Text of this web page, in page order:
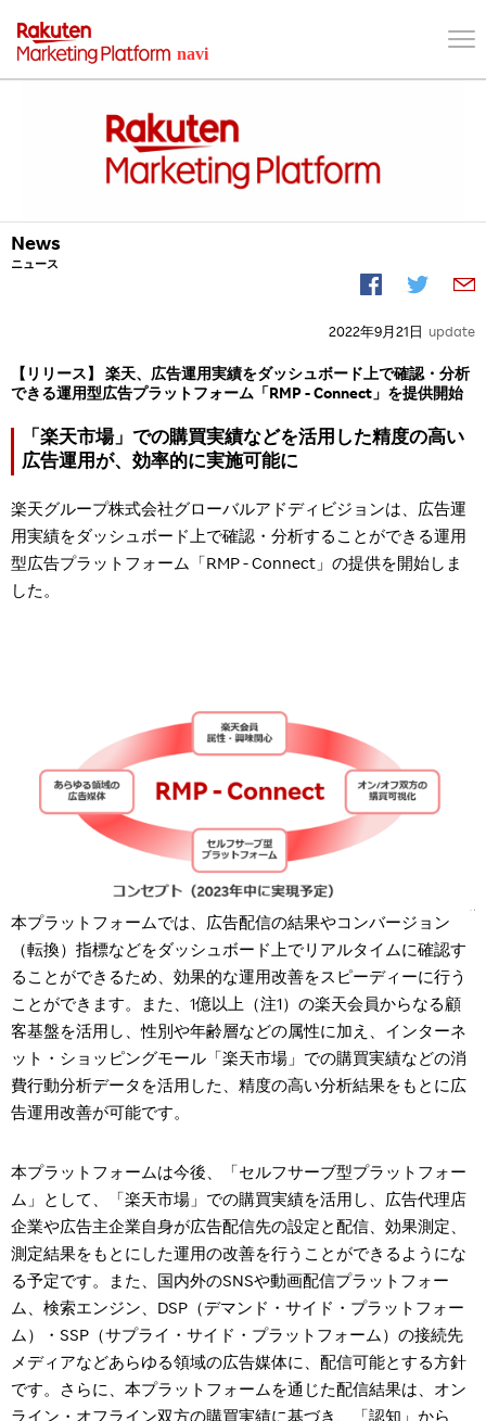
News
ニュース
2022年9月21日 update
【リリース】 楽天、広告運用実績をダッシュボード上で確認・分析
できる運用型広告プラットフォーム「RMP - Connect」を提供開始
「楽天市場」での購買実績などを活用した精度の高い
広告運用が、効率的に実施可能に
楽天グループ株式会社グローバルアドディビジョンは、広告運
用実績をダッシュボード上で確認・分析することができる運用
型広告プラットフォーム「 RMP - Connect」の提供を開始しま
した。
本プラットフォームでは、広告配信の結果やコンバージョン
（転換）指標などをダッシュボード上でリアルタイムに確認す
ることができるため、効果的な運用改善をスピーディーに行う
ことができます。また、 1億以上（注1 ）の楽天会員からなる顧
客基盤を活用し、性別や年齢層などの属性に加え、インターネ
ット・ショッピングモール「楽天市場」での購買実績などの消
費行動分析データを活用した、精度の高い分析結果をもとに広
告運用改善が可能です。
本プラットフォームは今後、「セルフサーブ型プラットフォー
ム」として、「楽天市場」での購買実績を活用し、広告代理店
企業や広告主企業自身が広告配信先の設定と配信、効果測定、
測定結果をもとにした運用の改善を行うことができるようにな
る予定です。また、国内外のSNSや動画配信プラットフォー
ム、検索エンジン、 DSP （デマンド・サイド・プラットフォー
ム）・ SSP （サプライ・サイド・プラットフォーム）の接続先
メディアなどあらゆる領域の広告媒体に、配信可能とする方針
です。さらに、本プラットフォームを通じた配信結果は、オン